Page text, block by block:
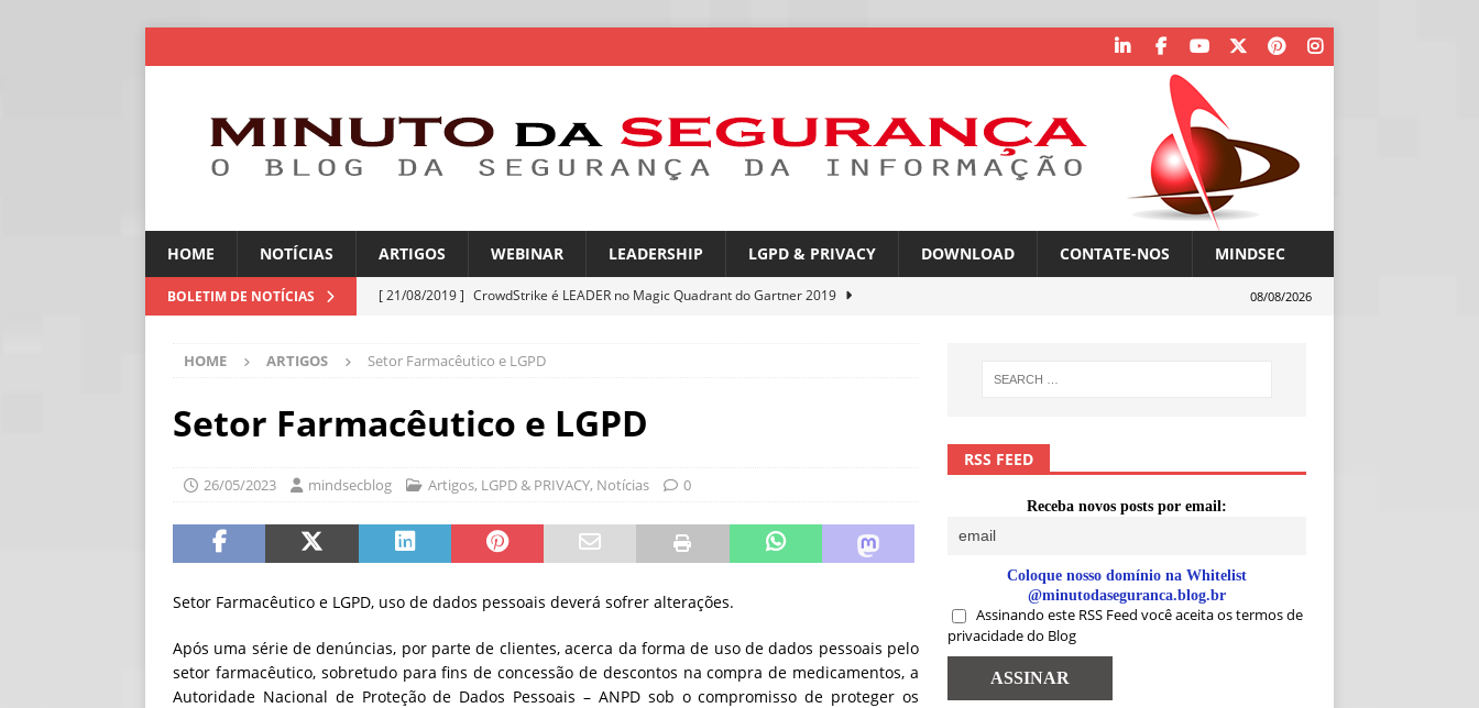
HOME NOTÍCIAS ARTIGOS WEBINAR LEADERSHIP LGPD & PRIVACY DOWNLOAD CONTATE-NOS MINDSEC
BOLETIM DE NOTÍCIAS [ 21/08/2019 ] CrowdStrike é LEADER no Magic Quadrant do Gartner 2019
[ 06/08/2026 ] América Latina é a segunda região mais exposta a ciberameaças
industriais
NOTÍCIAS
NOTÍCIAS
NOTÍCIAS
[ 06/08/2026 ]
Sem guardrails, a autonomia da IA se torna um risco
08/08/2026
HOME ARTIGOS Setor Farmacêutico e LGPD
Setor Farmacêutico e LGPD
26/05/2023 mindsecblog Artigos, LGPD & PRIVACY, Notícias 0
Setor Farmacêutico e LGPD, uso de dados pessoais deverá sofrer alterações.
Após uma série de denúncias, por parte de clientes, acerca da forma de uso de dados pessoais pelo
setor farmacêutico, sobretudo para fins de concessão de descontos na compra de medicamentos, a
Autoridade Nacional de Proteção de Dados Pessoais – ANPD sob o compromisso de proteger os
RSS FEED
Receba novos posts por email:
Coloque nosso domínio na Whitelist
@minutodaseguranca.blog.br
Assinando este RSS Feed você aceita os termos de
privacidade do Blog